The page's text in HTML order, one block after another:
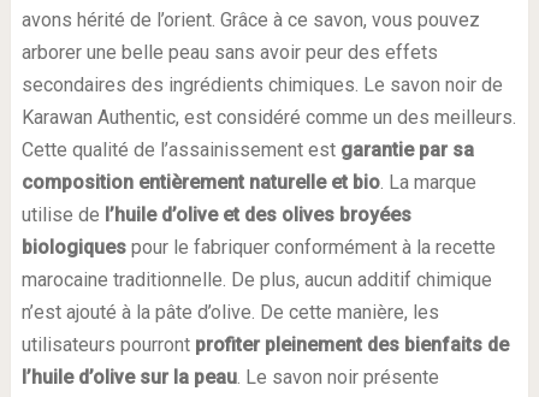
avons hérité de l’orient. Grâce à ce savon, vous pouvez
arborer une belle peau sans avoir peur des effets
secondaires des ingrédients chimiques. Le savon noir de
Karawan Authentic, est considéré comme un des meilleurs.
Cette qualité de l’assainissement est garantie par sa
composition entièrement naturelle et bio. La marque
utilise de l’huile d’olive et des olives broyées
biologiquespour le fabriquer conformément à la recette
marocaine traditionnelle. De plus, aucun additif chimique
n’est ajouté à la pâte d’olive. De cette manière, les
utilisateurs pourront profiter pleinement des bienfaits de
l’huile d’olive sur la peau. Le savon noir présente